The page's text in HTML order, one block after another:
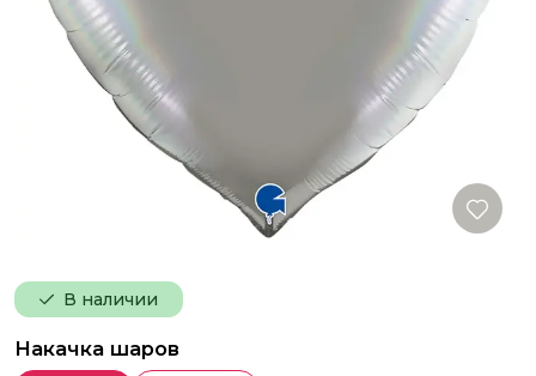
В наличии
Накачка шаров